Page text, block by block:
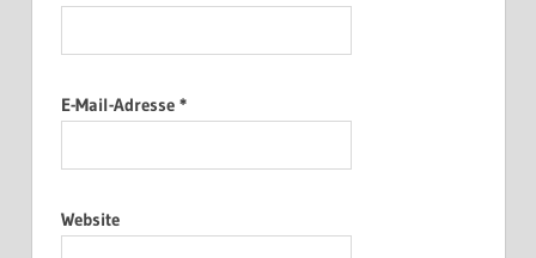
E-Mail-Adresse *
Website